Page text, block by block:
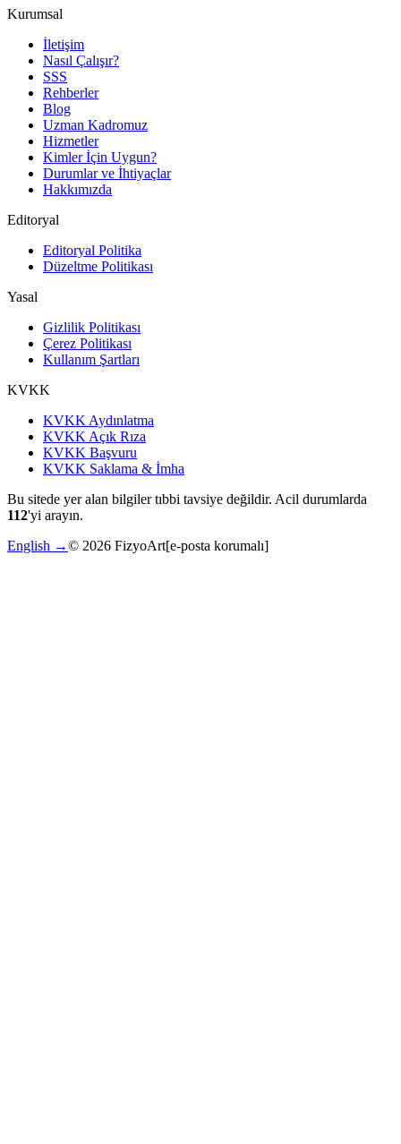
Kurumsal
İletişim
Nasıl Çalışır?
SSS
Rehberler
Blog
Uzman Kadromuz
Hizmetler
Kimler İçin Uygun?
Durumlar ve İhtiyaçlar
Hakkımızda
Editoryal
Editoryal Politika
Düzeltme Politikası
Yasal
Gizlilik Politikası
Çerez Politikası
Kullanım Şartları
KVKK
KVKK Aydınlatma
KVKK Açık Rıza
KVKK Başvuru
KVKK Saklama & İmha
Bu sitede yer alan bilgiler tıbbi tavsiye değildir. Acil durumlarda
112'yi arayın.
English →© 2026 FizyoArt[e-posta korumalı]